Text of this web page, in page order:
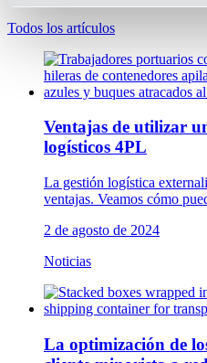
Todos los artículos
Ventajas de utilizar
logísticos 4PL
La gestión logística
ventajas. Veamos cómo
2 de agosto de 2024
Noticias
La optimización de